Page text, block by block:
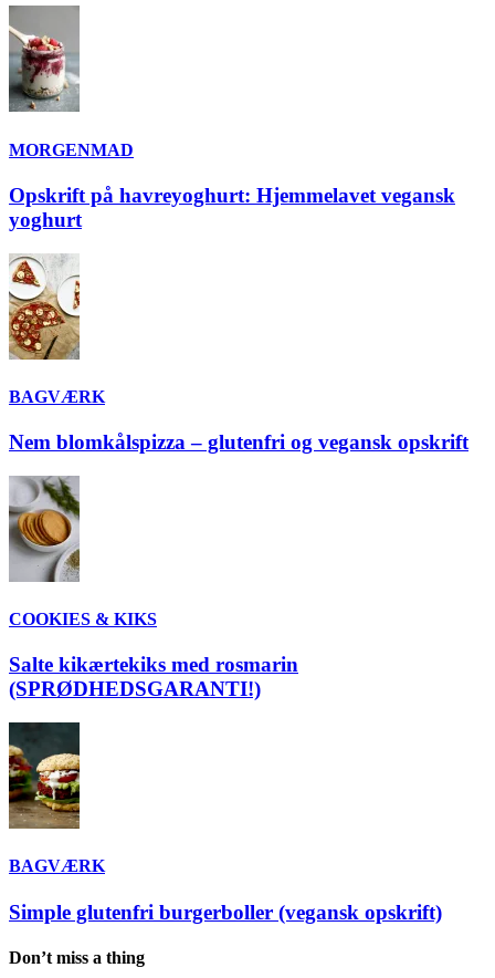
MORGENMAD
Opskrift på havreyoghurt: Hjemmelavet vegansk
yoghurt
BAGVÆRK
Nem blomkålspizza – glutenfri og vegansk opskrift
COOKIES & KIKS
Salte kikærtekiks med rosmarin
(SPRØDHEDSGARANTI!)
BAGVÆRK
Simple glutenfri burgerboller (vegansk opskrift)
Don’t miss a thing